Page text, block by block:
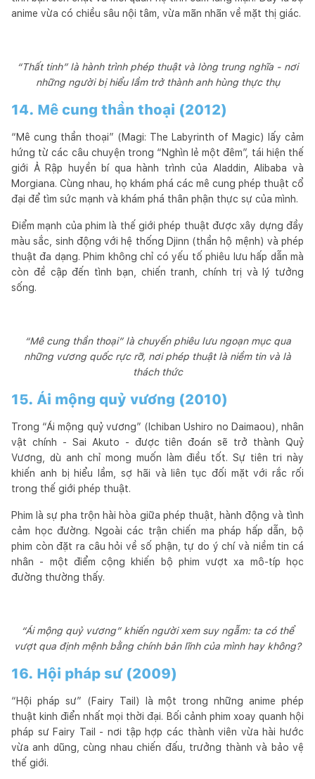
anime vừa có chiều sâu nội tâm, vừa mãn nhãn về mặt thị giác.
“Thất tinh” là hành trình phép thuật và lòng trung nghĩa - nơi
những người bị hiểu lầm trở thành anh hùng thực thụ
14. Mê cung thần thoại (2012)
“Mê cung thần thoại” (Magi: The Labyrinth of Magic) lấy cảm
hứng từ các câu chuyện trong “Nghìn lẻ một đêm”, tái hiện thế
giới Ả Rập huyền bí qua hành trình của Aladdin, Alibaba và
Morgiana. Cùng nhau, họ khám phá các mê cung phép thuật cổ
đại để tìm sức mạnh và khám phá thân phận thực sự của mình.
Điểm mạnh của phim là thế giới phép thuật được xây dựng đầy
màu sắc, sinh động với hệ thống Djinn (thần hộ mệnh) và phép
thuật đa dạng. Phim không chỉ có yếu tố phiêu lưu hấp dẫn mà
còn đề cập đến tình bạn, chiến tranh, chính trị và lý tưởng
sống.
“Mê cung thần thoại” là chuyến phiêu lưu ngoạn mục qua
những vương quốc rực rỡ, nơi phép thuật là niềm tin và là
thách thức
15. Ái mộng quỷ vương (2010)
Trong “Ái mộng quỷ vương” (Ichiban Ushiro no Daimaou), nhân
vật chính - Sai Akuto - được tiên đoán sẽ trở thành Quỷ
Vương, dù anh chỉ mong muốn làm điều tốt. Sự tiên tri này
khiến anh bị hiểu lầm, sợ hãi và liên tục đối mặt với rắc rối
trong thế giới phép thuật.
Phim là sự pha trộn hài hòa giữa phép thuật, hành động và tình
cảm học đường. Ngoài các trận chiến ma pháp hấp dẫn, bộ
phim còn đặt ra câu hỏi về số phận, tự do ý chí và niềm tin cá
nhân - một điểm cộng khiến bộ phim vượt xa mô-típ học
đường thường thấy.
“Ái mộng quỷ vương” khiến người xem suy ngẫm: ta có thể
vượt qua định mệnh bằng chính bản lĩnh của mình hay không?
16. Hội pháp sư (2009)
“Hội pháp sư” (Fairy Tail) là một trong những anime phép
thuật kinh điển nhất mọi thời đại. Bối cảnh phim xoay quanh hội
pháp sư Fairy Tail - nơi tập hợp các thành viên vừa hài hước
vừa anh dũng, cùng nhau chiến đấu, trưởng thành và bảo vệ
thế giới.